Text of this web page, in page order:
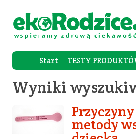
Start TESTY
Wyniki
metody